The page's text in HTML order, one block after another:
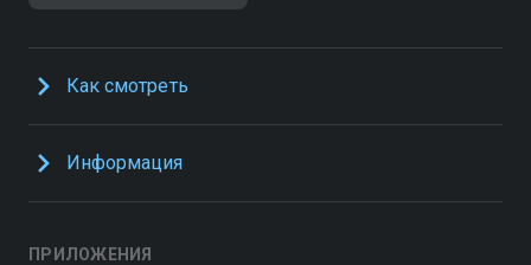
Как смотреть
Информация
ПРИЛОЖЕНИЯ